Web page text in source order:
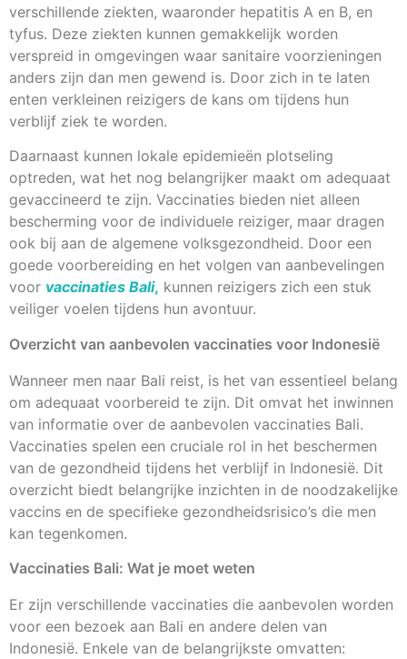
verschillende ziekten, waaronder hepatitis A en B, en
tyfus. Deze ziekten kunnen gemakkelijk worden
verspreid in omgevingen waar sanitaire voorzieningen
anders zijn dan men gewend is. Door zich in te laten
enten verkleinen reizigers de kans om tijdens hun
verblijf ziek te worden.
Daarnaast kunnen lokale epidemieën plotseling
optreden, wat het nog belangrijker maakt om adequaat
gevaccineerd te zijn. Vaccinaties bieden niet alleen
bescherming voor de individuele reiziger, maar dragen
ook bij aan de algemene volksgezondheid. Door een
goede voorbereiding en het volgen van aanbevelingen
voor vaccinaties Bali, kunnen reizigers zich een stuk
veiliger voelen tijdens hun avontuur.
Overzicht van aanbevolen vaccinaties voor Indonesië
Wanneer men naar Bali reist, is het van essentieel belang
om adequaat voorbereid te zijn. Dit omvat het inwinnen
van informatie over de aanbevolen vaccinaties Bali.
Vaccinaties spelen een cruciale rol in het beschermen
van de gezondheid tijdens het verblijf in Indonesië. Dit
overzicht biedt belangrijke inzichten in de noodzakelijke
vaccins en de specifieke gezondheidsrisico’s die men
kan tegenkomen.
Vaccinaties Bali: Wat je moet weten
Er zijn verschillende vaccinaties die aanbevolen worden
voor een bezoek aan Bali en andere delen van
Indonesië. Enkele van de belangrijkste omvatten: